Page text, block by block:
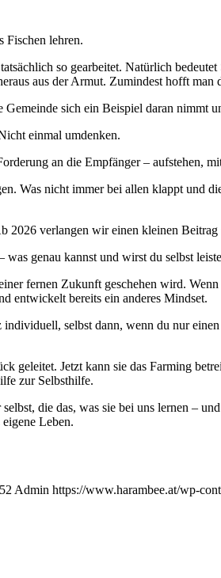
Fischen lehren.
so gearbeitet. Natürlich
aus der Armut. Zumindest hofft man
sich ein Beispiel daran
einmal umdenken.
an die Empfänger – aufstehen,
Was nicht immer bei allen klappt und
2026 verlangen wir einen kleinen Beitrag
genau kannst und wirst du selbst
fernen Zukunft geschehen wird.
entwickelt bereits ein anderes Mindset.
selbst dann, wenn du nur
geleitet. Jetzt kann sie das Farming
zur Selbsthilfe.
die das, was sie bei uns lernen –
Leben.
Admin https://www.harambee.at/wp-